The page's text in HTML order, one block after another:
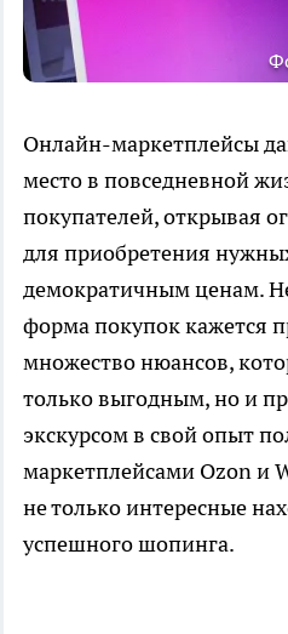
Онлайн-маркетплейсы
место в повседневной
покупателей, открывая
для приобретения
демократичным ценам.
форма покупок кажется
множество нюансов,
только выгодным, но и
экскурсом в свой опыт
маркетплейсами Ozon и
не только интересные
успешного шопинга.